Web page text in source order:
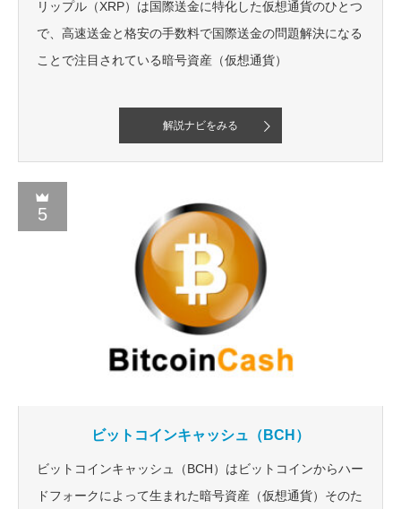
リップル（XRP）は国際送金に特化した仮想通貨のひとつ
で、高速送金と格安の手数料で国際送金の問題解決になる
ことで注目されている暗号資産（仮想通貨）
解説ナビをみる
5
ビットコインキャッシュ（BCH）
ビットコインキャッシュ（BCH）はビットコインからハー
ドフォークによって生まれた暗号資産（仮想通貨）そのた